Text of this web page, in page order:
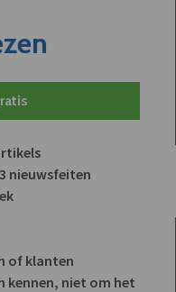
nieuwsfeiten
of klanten
kennen, niet om het